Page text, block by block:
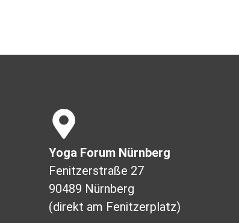
Yoga Forum Nürnberg
Fenitzerstraße 27
90489 Nürnberg
(direkt am Fenitzerplatz)